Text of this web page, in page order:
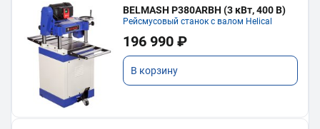
BELMASH P380ARBH (3 кВт, 400 В)
Рейсмусовый станок с валом Helical
196 990 ₽
В корзину